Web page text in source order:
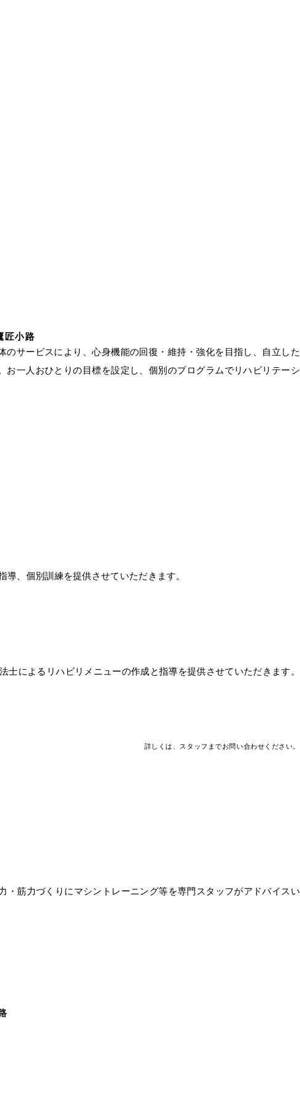
サービスにより、心身機能の回復・維持・強化を目指し、自立した
一人おひとりの目標を設定し、個別のプログラムでリハビリテーシ
、個別訓練を提供させていただきます。
によるリハビリメニューの作成と指導を提供させていただきます。
詳しくは、スタッフまでお問い合わせください。
筋力づくりにマシントレーニング等を専門スタッフがアドバイスい